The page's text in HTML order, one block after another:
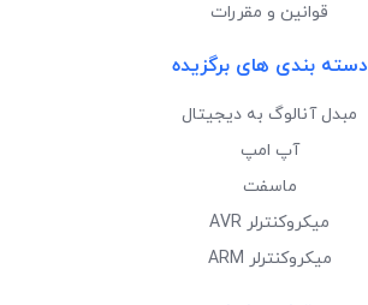
قوانین و مقررات
دسته بندی های برگزیده
مبدل آنالوگ به دیجیتال
آپ امپ
ماسفت
میکروکنترلر AVR
میکروکنترلر ARM